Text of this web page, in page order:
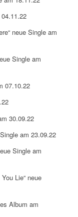
neue Single am
Single am
07.10.22
30.09.22
am 23.09.22
Single am
Lie“ neue
Album am